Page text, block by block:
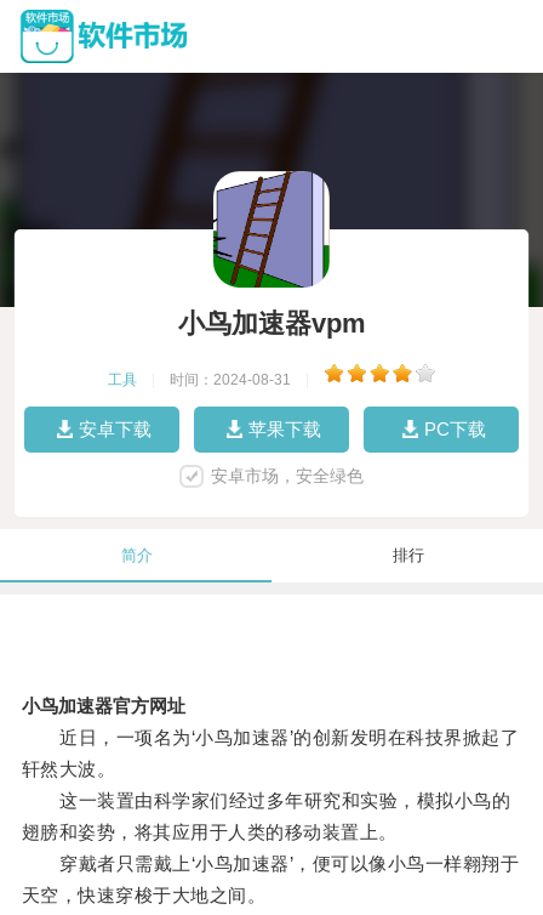
小鸟加速器vpm
工具 时间：2024-08-31
安卓下载 苹果下载 PC下载
安卓市场，安全绿色
简介 排行
小鸟加速器官方网址
近日，一项名为‘小鸟加速器’的创新发明在科技界掀起了
轩然大波。
这一装置由科学家们经过多年研究和实验，模拟小鸟的
翅膀和姿势，将其应用于人类的移动装置上。
穿戴者只需戴上‘小鸟加速器’，便可以像小鸟一样翱翔于
天空，快速穿梭于大地之间。